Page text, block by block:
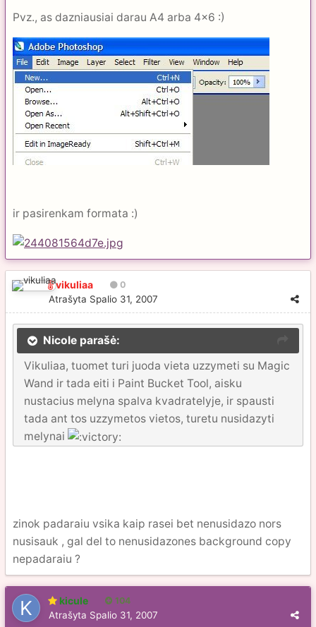
Pvz., as dazniausiai darau A4 arba 4x6 :)
ir pasirenkam formata :)
vikuliaa 0
Atrašyta Spalio 31, 2007
Nicole parašė:
Vikuliaa, tuomet turi juoda vieta uzzymeti su Magic
Wand ir tada eiti i Paint Bucket Tool, aisku
nustacius melyna spalva kvadratelyje, ir spausti
tada ant tos uzzymetos vietos, turetu nusidazyti
melynai
zinok padaraiu vsika kaip rasei bet nenusidazo nors
nusisauk , gal del to nenusidazones background copy
nepadaraiu ?
kicule 104
Atrašyta Spalio 31, 2007